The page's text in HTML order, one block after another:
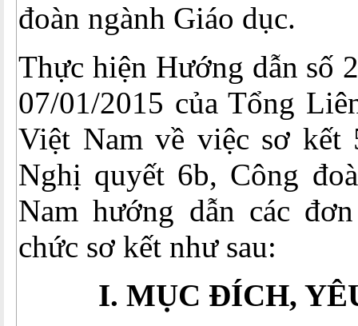
đoàn ngành Giáo dục.
Thực hiện Hướng dẫn số
07/01/2015 của Tổng
Việt Nam về việc sơ kết
Nghị quyết 6b, Công
Nam hướng dẫn các
chức sơ kết như sau:
I. MỤC ĐÍCH,